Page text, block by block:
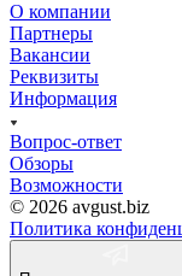
О компании
Партнеры
Вакансии
Реквизиты
Информация
Вопрос-ответ
Обзоры
Возможности
© 2026 avgust.biz
Политика